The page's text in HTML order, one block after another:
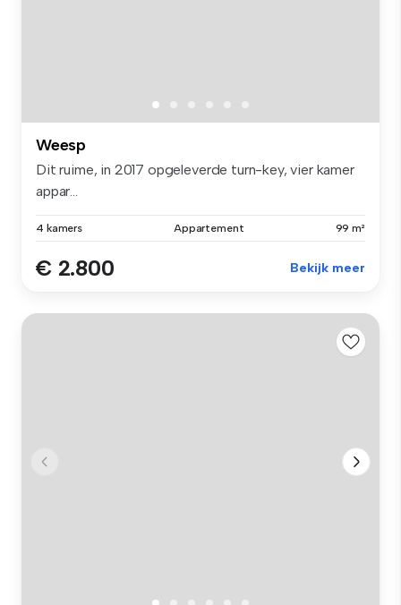
Weesp
Dit ruime, in 2017 opgeleverde turn-key, vier kamer
appar...
4 kamers Appartement 99 m²
€ 2.800 Bekijk meer